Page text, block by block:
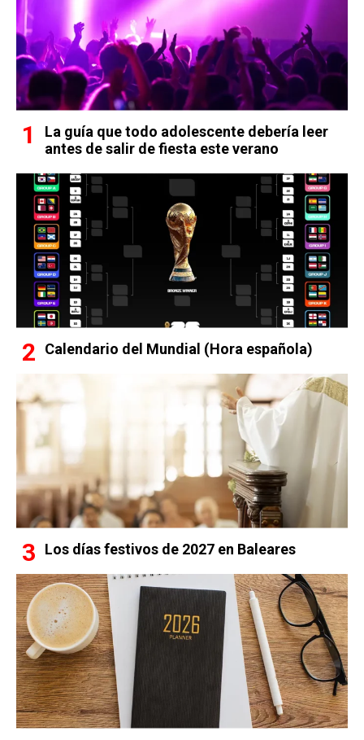
La guía que todo adolescente debería leer
antes de salir de fiesta este verano
Calendario del Mundial (Hora española)
Los días festivos de 2027 en Baleares